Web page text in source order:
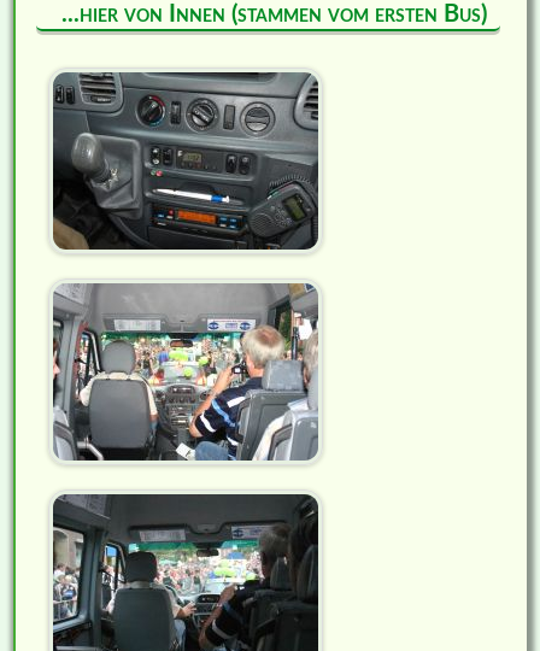
...hier von Innen (stammen vom ersten Bus)